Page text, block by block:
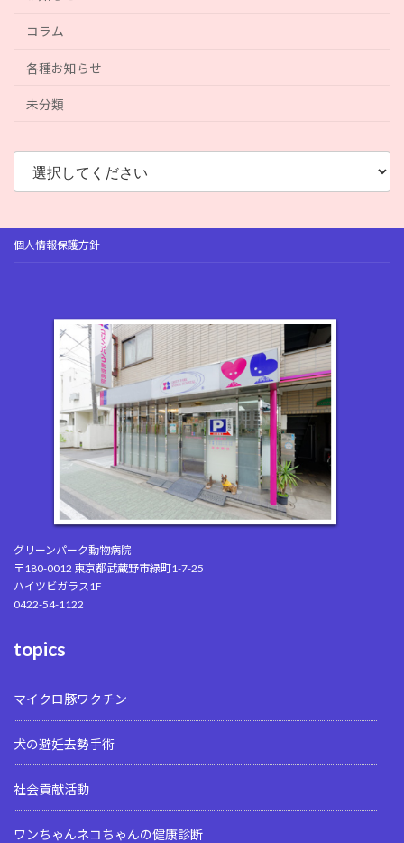
コラム
各種お知らせ
未分類
個人情報保護方針
グリーンパーク動物病院
〒180-0012 東京都武蔵野市緑町1-7-25
ハイツビガラス1F
0422-54-1122
topics
マイクロ豚ワクチン
犬の避妊去勢手術
社会貢献活動
ワンちゃんネコちゃんの健康診断